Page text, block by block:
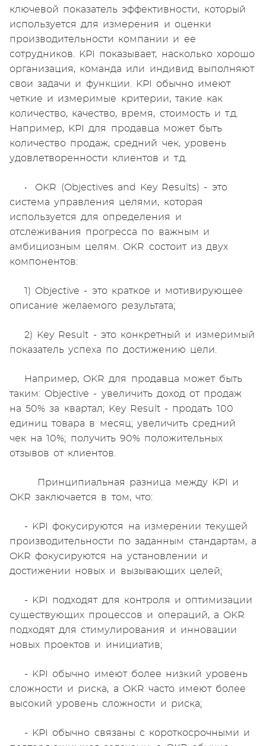
ключевой показатель эффективности, который
используется для измерения и оценки
производительности компании и ее
сотрудников. KPI показывает, насколько хорошо
организация, команда или индивид выполняют
свои задачи и функции. KPI обычно имеют
четкие и измеримые критерии, такие как
количество, качество, время, стоимость и т.д.
Например, KPI для продавца может быть
количество продаж, средний чек, уровень
удовлетворенности клиентов и т.д.
• OKR (Objectives and Key Results) - это
система управления целями, которая
используется для определения и
отслеживания прогресса по важным и
амбициозным целям. OKR состоит из двух
компонентов:
1) Objective - это краткое и мотивирующее
описание желаемого результата;
2) Key Result - это конкретный и измеримый
показатель успеха по достижению цели.
Например, OKR для продавца может быть
таким: Objective - увеличить доход от продаж
на 50% за квартал; Key Result - продать 100
единиц товара в месяц; увеличить средний
чек на 10%; получить 90% положительных
отзывов от клиентов.
Принципиальная разница между KPI и
OKR заключается в том, что:
- KPI фокусируются на измерении текущей
производительности по заданным стандартам, а
OKR фокусируются на установлении и
достижении новых и вызывающих целей;
- KPI подходят для контроля и оптимизации
существующих процессов и операций, а OKR
подходят для стимулирования и инновации
новых проектов и инициатив;
- KPI обычно имеют более низкий уровень
сложности и риска, а OKR часто имеют более
высокий уровень сложности и риска;
- KPI обычно связаны с короткосрочными и